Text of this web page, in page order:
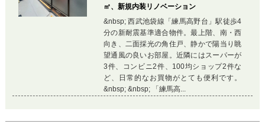
㎡、新規内装リノベーション
&nbsp; 西武池袋線「練馬高野台」駅徒歩4
分の新耐震基準適合物件。最上階、南・西
向き、二面採光の角住戸、静かで陽当り眺
望通風の良いお部屋。近隣にはスーパーが
3件、コンビニ2件、100均ショップ2件な
ど、日常的なお買物がとても便利です。
&nbsp; &nbsp; 「練馬高...